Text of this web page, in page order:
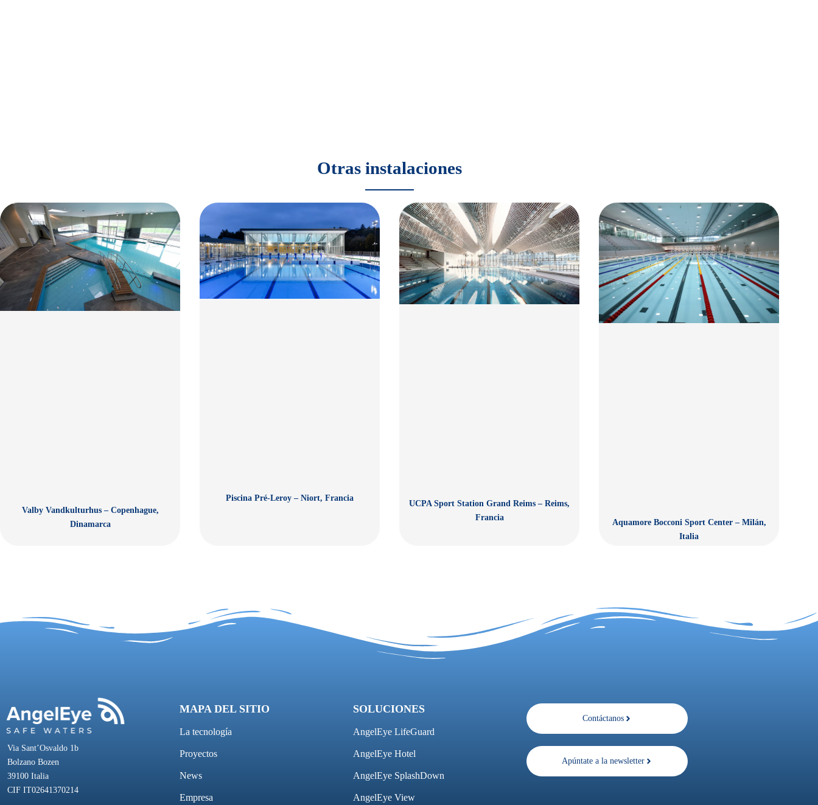
Otras instalaciones
Valby Vandkulturhus – Copenhague,
Dinamarca
Piscina Pré-Leroy – Niort, Francia
UCPA Sport Station Grand Reims – Reims,
Francia
Aquamore Bocconi Sport Center – Milán,
Italia
Via Sant’Osvaldo 1b
Bolzano Bozen
39100 Italia
CIF IT02641370214
MAPA DEL SITIO
La tecnología
Proyectos
News
Empresa
SOLUCIONES
AngelEye LifeGuard
AngelEye Hotel
AngelEye SplashDown
AngelEye View
Contáctanos
Apúntate a la newsletter